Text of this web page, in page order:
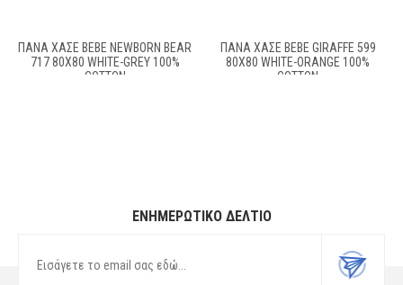
ΠΆΝΑ ΧΑΣΈ BEBE NEWBORN BEAR
717 80X80 WHITE-GREY 100%
COTTON
ΠΆΝΑ ΧΑΣΈ BEBE GIRAFFE 599
80X80 WHITE-ORANGE 100%
COTTON
ΕΝΗΜΕΡΩΤΙΚΌ ΔΕΛΤΊΟ